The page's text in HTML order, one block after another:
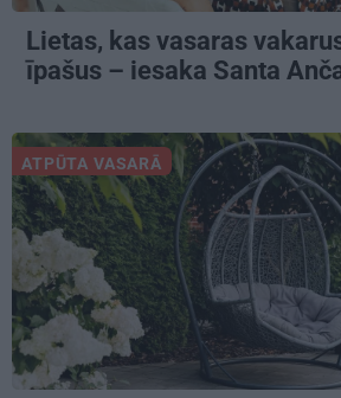
Lietas, kas vasaras
īpašus – iesaka Santa
ATPŪTA VASARĀ